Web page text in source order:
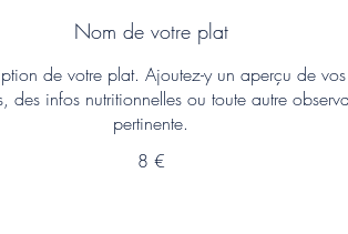
Nom de votre plat
de votre plat. Ajoutez-y un aperçu de vos
des infos nutritionnelles ou toute autre
pertinente.
8 €